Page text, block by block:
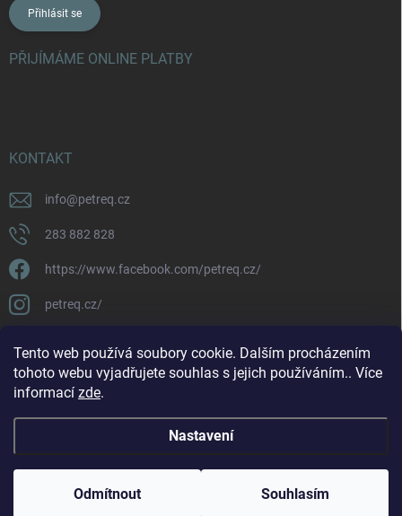
Tento web používá soubory cookie. Dalším procházením
tohoto webu vyjadřujete souhlas s jejich používáním.. Více
informací zde.
Nastavení
Odmítnout Souhlasím
Přihlásit se
PŘIJÍMÁME ONLINE PLATBY
KONTAKT
info@petreq.cz
283 882 828
https://www.facebook.com/petreq.cz/
petreq.cz/
Copyright 2026 . Všechna práva vyhrazena.